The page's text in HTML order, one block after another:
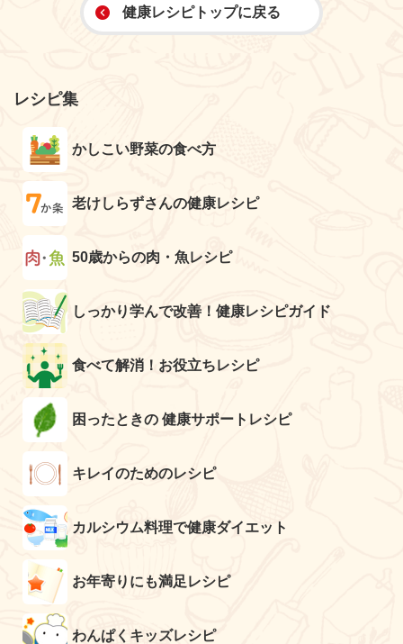
健康レシピトップに戻る
レシピ集
かしこい野菜の食べ方
老けしらずさんの健康レシピ
50歳からの肉・魚レシピ
しっかり学んで改善！健康レシピガイド
食べて解消！お役立ちレシピ
困ったときの 健康サポートレシピ
キレイのためのレシピ
カルシウム料理で健康ダイエット
お年寄りにも満足レシピ
わんぱくキッズレシピ